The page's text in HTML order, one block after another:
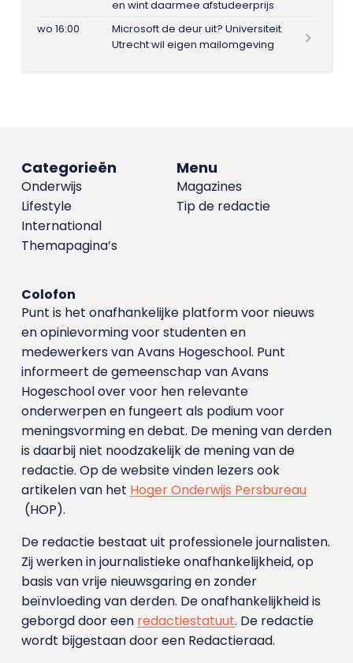
en wint daarmee afstudeerprijs
wo 16:00
Microsoft de deur uit? Universiteit
Utrecht wil eigen mailomgeving
Menu
Magazines
Tip de redactie
Categorieën
Onderwijs
Lifestyle
International
Themapagina’s
Colofon
Punt is het onafhankelijke platform voor nieuws
en opinievorming voor studenten en
medewerkers van Avans Hoge­school. Punt
informeert de gemeenschap van Avans
Hogeschool over voor hen relevante
onderwerpen en fungeert als podium voor
meningsvorming en debat. De mening van derden
is daarbij niet noodzakelijk de mening van de
redactie. Op de website vinden lezers ook
artikelen van het Hoger Onderwijs Persbureau
(HOP).
De redactie bestaat uit professionele journalisten.
Zij werken in journalistieke onafhankelijkheid, op
basis van vrije nieuwsgaring en zonder
beïnvloeding van derden. De onafhankelijkheid is
geborgd door een redactiestatuut. De redactie
wordt bijgestaan door een Redactieraad.